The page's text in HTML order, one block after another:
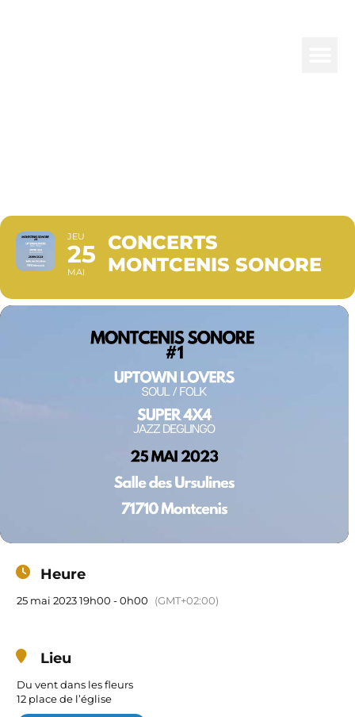
JEU
25
MAI
CONCERTS
MONTCENIS SONORE
Heure
25 mai 2023 19h00 - 0h00 (GMT+02:00)
Lieu
Du vent dans les fleurs
12 place de l’église